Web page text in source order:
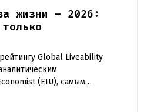
жизни – 2026:
Global Liveability
(EIU), самым
Дании